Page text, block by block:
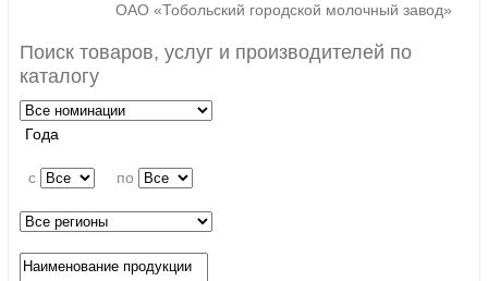
ОАО «Тобольский городской молочный завод»
Поиск товаров, услуг и производителей по
каталогу
Года
c по